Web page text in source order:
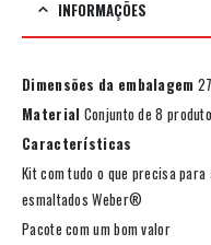
INFORMAÇÕES
Dimensões da embalagem
Material Conjunto de 8
Características
Kit com tudo o que precisa
esmaltados Weber®
Pacote com um bom valor